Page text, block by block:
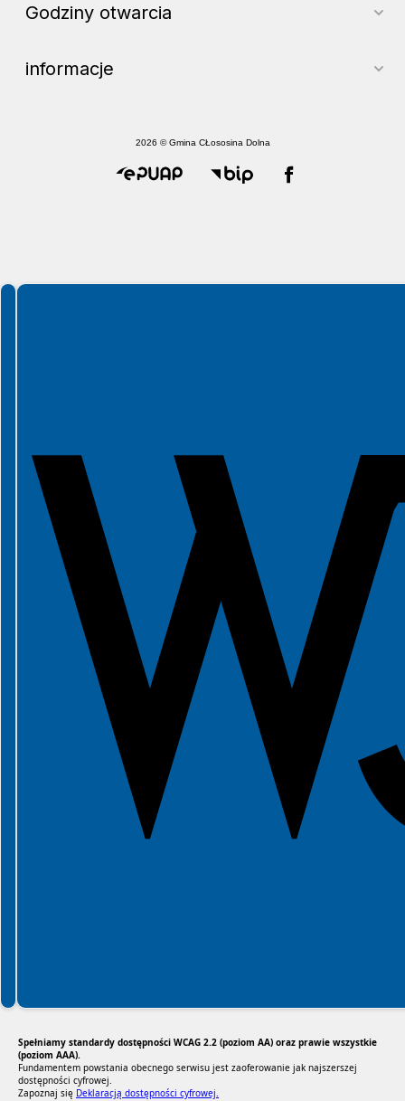
Godziny otwarcia
informacje
2026 © Gmina CŁososina Dolna
Spełniamy standardy WCAG 2.2
Spełniamy standardy W3C
Spełniamy standardy dostępności WCAG 2.2 (poziom AA) oraz prawie wszystkie
(poziom AAA).
Fundamentem powstania obecnego serwisu jest zaoferowanie jak najszerszej
dostępności cyfrowej.
Zapoznaj się Deklaracją dostępności cyfrowej.